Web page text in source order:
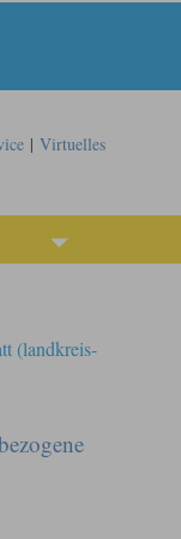
| Virtuelles
(landkreis-